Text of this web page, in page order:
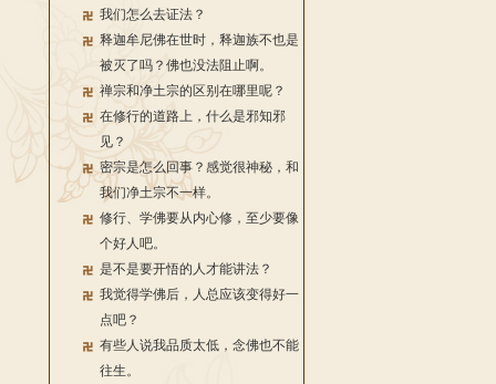
我们怎么去证法？
释迦牟尼佛在世时，释迦族不也是
被灭了吗？佛也没法阻止啊。
禅宗和净土宗的区别在哪里呢？
在修行的道路上，什么是邪知邪
见？
密宗是怎么回事？感觉很神秘，和
我们净土宗不一样。
修行、学佛要从内心修，至少要像
个好人吧。
是不是要开悟的人才能讲法？
我觉得学佛后，人总应该变得好一
点吧？
有些人说我品质太低，念佛也不能
往生。